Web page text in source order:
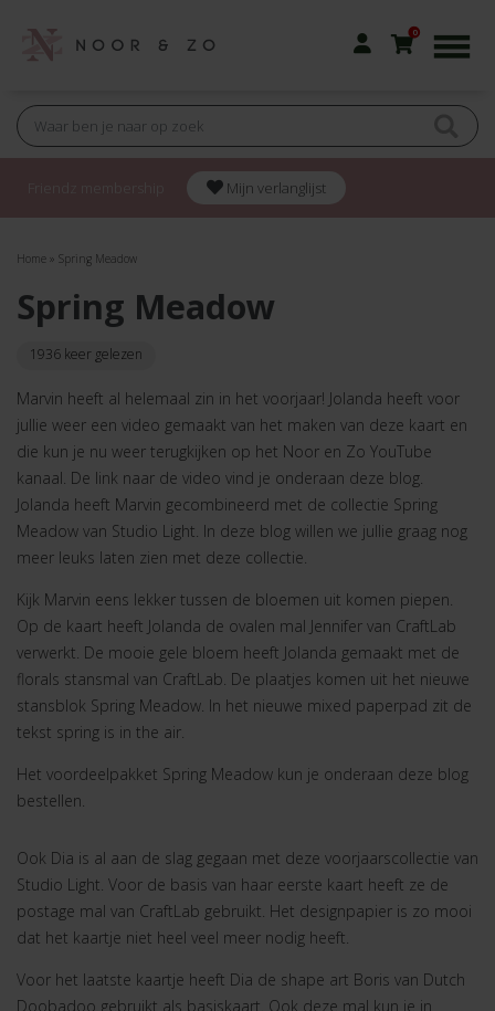
0
Mijn verlanglijst
Home » Spring Meadow
Spring Meadow
1936 keer gelezen
Marvin heeft al helemaal zin in het voorjaar! Jolanda heeft voor
jullie weer een video gemaakt van het maken van deze kaart en
die kun je nu weer terugkijken op het Noor en Zo YouTube
kanaal. De link naar de video vind je onderaan deze blog.
Jolanda heeft Marvin gecombineerd met de collectie Spring
Meadow van Studio Light. In deze blog willen we jullie graag nog
meer leuks laten zien met deze collectie.
Kijk Marvin eens lekker tussen de bloemen uit komen piepen.
Op de kaart heeft Jolanda de ovalen mal Jennifer van CraftLab
verwerkt. De mooie gele bloem heeft Jolanda gemaakt met de
florals stansmal van CraftLab. De plaatjes komen uit het nieuwe
stansblok Spring Meadow. In het nieuwe mixed paperpad zit de
tekst spring is in the air.
Het voordeelpakket Spring Meadow kun je onderaan deze blog
bestellen.
Ook Dia is al aan de slag gegaan met deze voorjaarscollectie van
Studio Light. Voor de basis van haar eerste kaart heeft ze de
postage mal van CraftLab gebruikt. Het designpapier is zo mooi
dat het kaartje niet heel veel meer nodig heeft.
Voor het laatste kaartje heeft Dia de shape art Boris van Dutch
Doobadoo gebruikt als basiskaart. Ook deze mal kun je in